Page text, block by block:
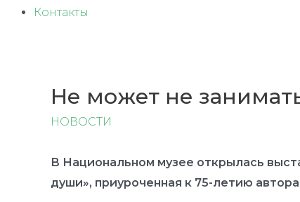
Контакты
Не может не
НОВОСТИ
В Национальном музее открылась
души», приуроченная к 75-летию